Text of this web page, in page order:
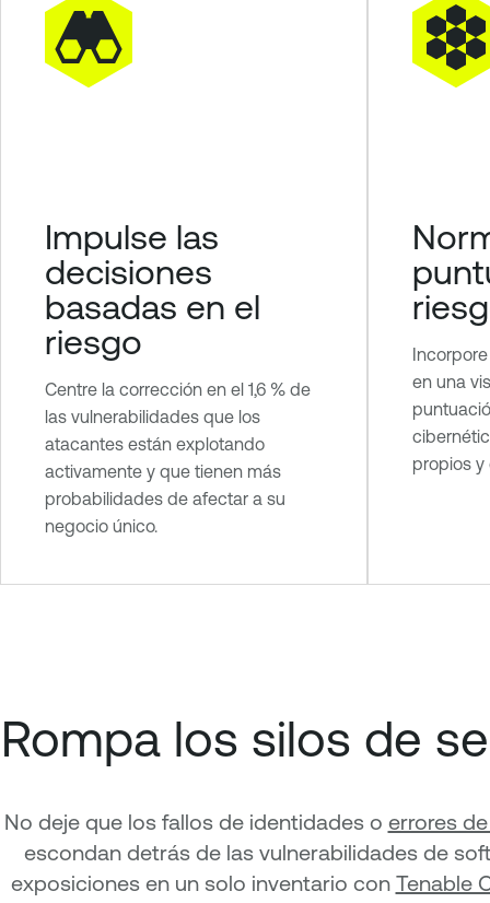
Impulse las
decisiones
basadas en el
riesgo
Centre la corrección en el 1,6 % de
las vulnerabilidades que los
atacantes están explotando
activamente y que tienen más
probabilidades de afectar a su
negocio único.
en una
propios y
Rompa los silos de
No deje que los fallos de identidades o errores
escondan detrás de las vulnerabilidades de
exposiciones en un solo inventario con Tenable